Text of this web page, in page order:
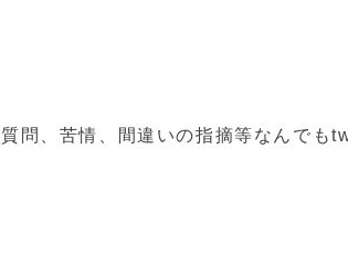
質問、苦情、間違いの指摘等なんで